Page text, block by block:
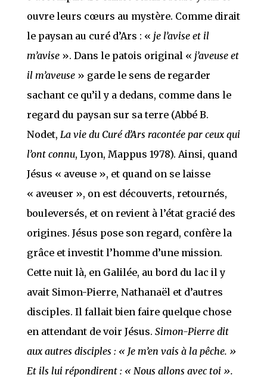
ouvre leurs cœurs au mystère. Comme dirait
le paysan au curé d’Ars : « je l’avise et il
m’avise ». Dans le patois original « j’aveuse et
il m’aveuse » garde le sens de regarder
sachant ce qu’il y a dedans, comme dans le
regard du paysan sur sa terre (Abbé B.
Nodet, La vie du Curé d’Ars racontée par ceux qui
l’ont connu, Lyon, Mappus 1978). Ainsi, quand
Jésus « aveuse », et quand on se laisse
« aveuser », on est découverts, retournés,
bouleversés, et on revient à l’état gracié des
origines. Jésus pose son regard, confère la
grâce et investit l’homme d’une mission.
Cette nuit là, en Galilée, au bord du lac il y
avait Simon-Pierre, Nathanaël et d’autres
disciples. Il fallait bien faire quelque chose
en attendant de voir Jésus. Simon-Pierre dit
aux autres disciples : « Je m’en vais à la pêche. »
Et ils lui répondirent : « Nous allons avec toi ».